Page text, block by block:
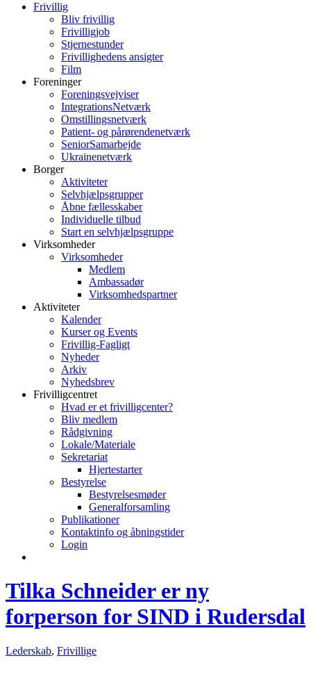
Frivillig
Bliv frivillig
Frivilligjob
Stjernestunder
Frivillighedens ansigter
Film
Foreninger
Foreningsvejviser
IntegrationsNetværk
Omstillingsnetværk
Patient- og pårørendenetværk
SeniorSamarbejde
Ukrainenetværk
Borger
Aktiviteter
Selvhjælpsgrupper
Åbne fællesskaber
Individuelle tilbud
Start en selvhjælpsgruppe
Virksomheder
Virksomheder
Medlem
Ambassadør
Virksomhedspartner
Aktiviteter
Kalender
Kurser og Events
Frivillig-Fagligt
Nyheder
Arkiv
Nyhedsbrev
Frivilligcentret
Hvad er et frivilligcenter?
Bliv medlem
Rådgivning
Lokale/Materiale
Sekretariat
Hjertestarter
Bestyrelse
Bestyrelsesmøder
Generalforsamling
Publikationer
Kontaktinfo og åbningstider
Login
Tilka Schneider er ny
forperson for SIND i Rudersdal
Lederskab, Frivillige